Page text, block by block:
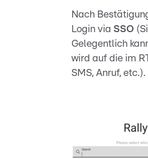
Nach
Login via SSO
Gelegentlich
wird auf die im
SMS, Anruf, etc.).